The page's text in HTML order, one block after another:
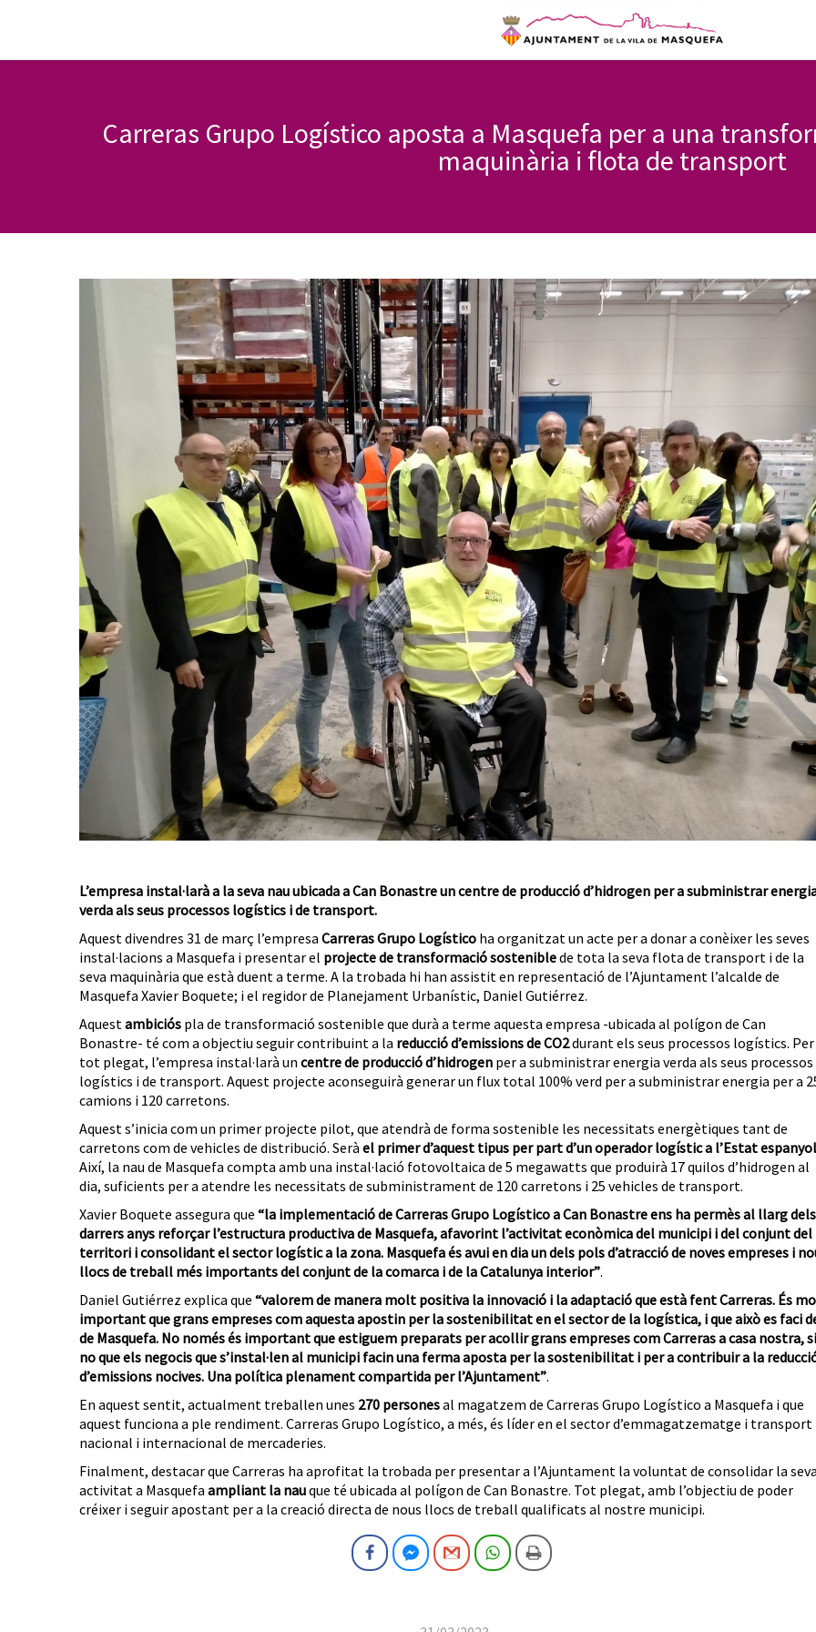
Carreras Grupo Logístico aposta a Masquefa per a una
maquinària i flota de transport
L’empresa instal·larà a la seva nau ubicada a Can Bonastre un centre de producció d’hidrogen per a subministrar
verda als seus processos logístics i de transport.
Aquest divendres 31 de març l’empresa Carreras Grupo Logístico ha organitzat un acte per a donar a conèixer les seves
instal·lacions a Masquefa i presentar el projecte de transformació sosteniblede tota la seva flota de transport i de la
seva maquinària que està duent a terme. A la trobada hi han assistit en representació de l’Ajuntament l’alcalde de
Masquefa Xavier Boquete; i el regidor de Planejament Urbanístic, Daniel Gutiérrez.
Aquestambiciós pla de transformació sostenible que durà a terme aquesta empresa -ubicada al polígon de Can
Bonastre- té com a objectiu seguir contribuint a la reducció d’emissions de CO2durant els seus processos logístics. Per
tot plegat, l’empresa instal·larà un centre de producció d’hidrogen per a subministrar energia verda als seus processos
logístics i de transport. Aquest projecte aconseguirà generar un flux total 100% verd per a subministrar energia per a
camions i 120 carretons.
Aquest s’inicia com un primer projecte pilot, que atendrà de forma sostenible les necessitats energètiques tant de
carretons com de vehicles de distribució. Serà el primer d’aquest tipus per part d’un operador logístic a l’Estat espanyol
Així, la nau de Masquefa compta amb una instal·lació fotovoltaica de 5 megawatts que produirà 17 quilos d’hidrogen al
dia, suficients per a atendre les necessitats de subministrament de 120 carretons i 25 vehicles de transport.
Xavier Boquete assegura que “la implementació de Carreras Grupo Logístico a Can Bonastre ens ha permès al llarg dels
darrers anys reforçar l’estructura productiva de Masquefa, afavorint l’activitat econòmica del municipi i del conjunt del
territori i consolidant el sector logístic a la zona. Masquefa és avui en dia un dels pols d’atracció de noves empreses i
llocs de treball més importants del conjunt de la comarca i de la Catalunya interior”.
Daniel Gutiérrez explica que “valorem de manera molt positiva la innovació i la adaptació que està fent Carreras. És
important que grans empreses com aquesta apostin per la sostenibilitat en el sector de la logística, i que això es faci
de Masquefa. No només és important que estiguem preparats per acollir grans empreses com Carreras a casa nostra, si
no que els negocis que s’instal·len al municipi facin una ferma aposta per la sostenibilitat i per a contribuir a la
d’emissions nocives. Una política plenament compartida per l’Ajuntament”.
En aquest sentit, actualment treballen unes 270 personesal magatzem de Carreras Grupo Logístico a Masquefa i que
aquest funciona a ple rendiment. Carreras Grupo Logístico, a més, és líder en el sector d’emmagatzematge i transport
nacional i internacional de mercaderies.
Finalment, destacar que Carreras ha aprofitat la trobada per presentar a l’Ajuntament la voluntat de consolidar la seva
activitat a Masquefa ampliant la nauque té ubicada al polígon de Can Bonastre. Tot plegat, amb l’objectiu de poder
créixer i seguir apostant per a la creació directa de nous llocs de treball qualificats al nostre municipi.
FacebookFacebook Messenger
Gmail WhatsAppImprimeix